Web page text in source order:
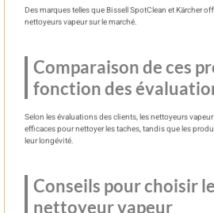
Des marques telles que Bissell SpotClean et Kärcher
nettoyeurs vapeur sur le marché.
Comparaison de ces
fonction des
Selon les évaluations des clients, les nettoyeurs
efficaces pour nettoyer les taches, tandis que les
leur longévité.
Conseils pour choisir
nettoyeur vapeur